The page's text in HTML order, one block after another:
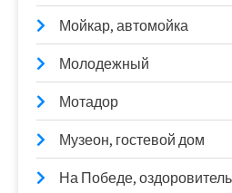
Мойкар, автомойка
Молодежный
Мотадор
Музеон, гостевой дом
На Победе,